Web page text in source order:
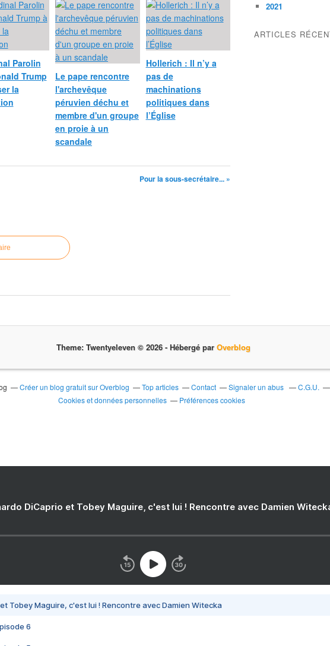
Parolin
Trump
la
Le pape rencontre
l'archevêque
péruvien déchu et
membre d'un groupe
en proie à un
scandale
Hollerich : Il n’y a
pas de
machinations
politiques dans
l’Église
Pour la sous-secrétaire... »
2021
ARTICLES
Theme: Twentyeleven © 2026 - Hébergé par Overblog
Créer un blog gratuit sur Overblog Top articles Contact Signaler un abus C.G.U.
Cookies et données personnelles
Préférences cookies
DiCaprio et Tobey Maguire, c'est lui ! Rencontre avec Damien
Tobey Maguire, c'est lui ! Rencontre avec Damien Witecka
6